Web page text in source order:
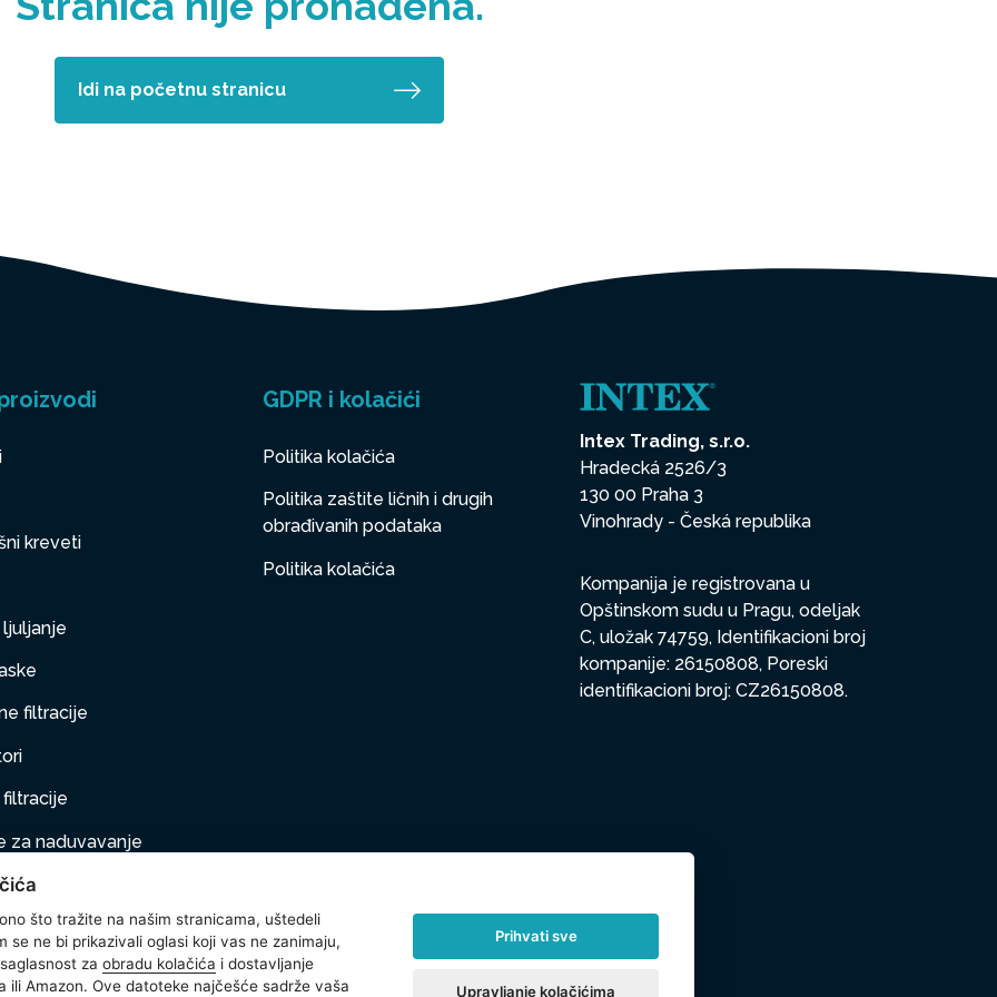
Idi na početnu stranicu
kreveti
filtracije
filtracije
za naduvavanje
na naduvavanje
oprema
GDPR i kolačići
Politika kolačića
Politika zaštite ličnih i drugih
obrađivanih podataka
Politika kolačića
Intex Trading, s.r.o.
Hradecká 2526/3
130 00 Praha 3
Vinohrady - Česká republika
Kompanija je registrovana u
Opštinskom sudu u Pragu, odeljak
C, uložak 74759, Identifikacioni broj
kompanije: 26150808, Poreski
identifikacioni broj: CZ26150808.
što tražite na našim stranicama, uštedeli
se ne bi prikazivali oglasi koji vas ne zanimaju,
za obradu kolačića i dostavljanje
ili Amazon. Ove datoteke najčešće sadrže vaša
Prihvati sve
Upravljanje kolačićima